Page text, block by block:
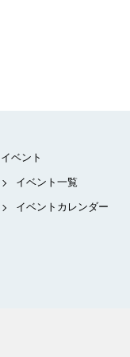
イベント
イベント一覧
イベントカレンダー